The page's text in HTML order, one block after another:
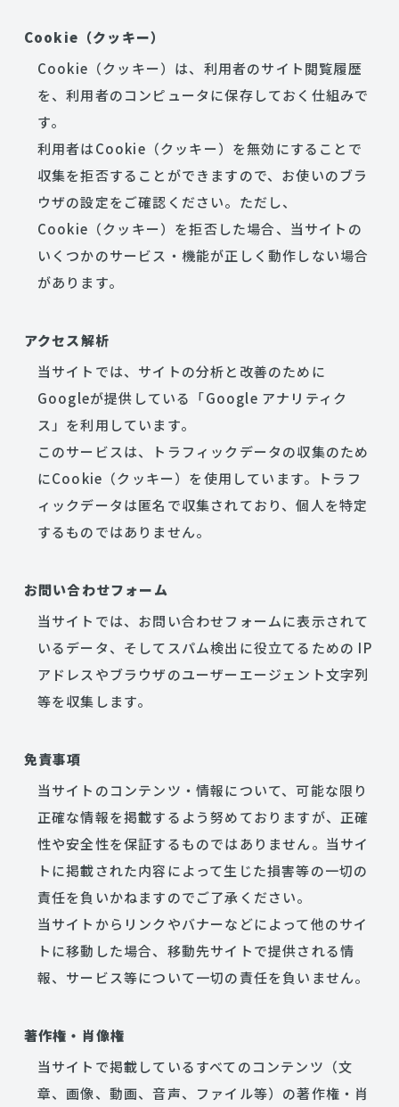
Cookie（クッキー）
Cookie（クッキー）は、利用者のサイト閲覧履歴
を、利用者のコンピュータに保存しておく仕組みで
す。
利用者はCookie（クッキー）を無効にすることで
収集を拒否することができますので、お使いのブラ
ウザの設定をご確認ください。ただし、
Cookie（クッキー）を拒否した場合、当サイトの
いくつかのサービス・機能が正しく動作しない場合
があります。
アクセス解析
当サイトでは、サイトの分析と改善のために
Googleが提供している「Google アナリティク
ス」を利用しています。
このサービスは、トラフィックデータの収集のため
にCookie（クッキー）を使用しています。トラフ
ィックデータは匿名で収集されており、個人を特定
するものではありません。
お問い合わせフォーム
当サイトでは、お問い合わせフォームに表示されて
いるデータ、そしてスパム検出に役立てるための IP
アドレスやブラウザのユーザーエージェント文字列
等を収集します。
免責事項
当サイトのコンテンツ・情報について、可能な限り
正確な情報を掲載するよう努めておりますが、正確
性や安全性を保証するものではありません。当サイ
トに掲載された内容によって生じた損害等の一切の
責任を負いかねますのでご了承ください。
当サイトからリンクやバナーなどによって他のサイ
トに移動した場合、移動先サイトで提供される情
報、サービス等について一切の責任を負いません。
著作権・肖像権
当サイトで掲載しているすべてのコンテンツ（文
章、画像、動画、音声、ファイル等）の著作権・肖